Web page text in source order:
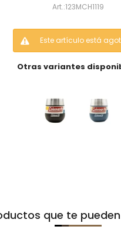
123MCH1119
Este artículo está
Otras variantes
que te